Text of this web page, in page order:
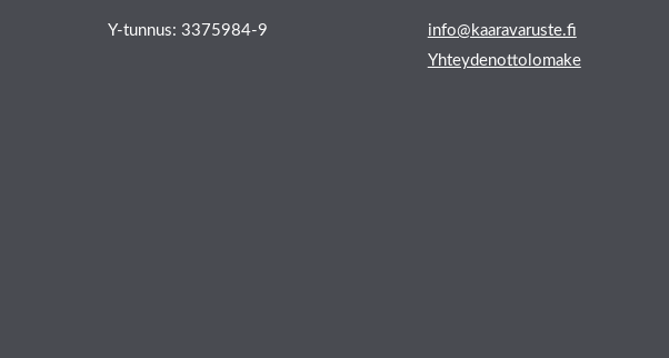
Y-tunnus: 3375984-9
info@kaaravaruste.fi
Yhteydenottolomake